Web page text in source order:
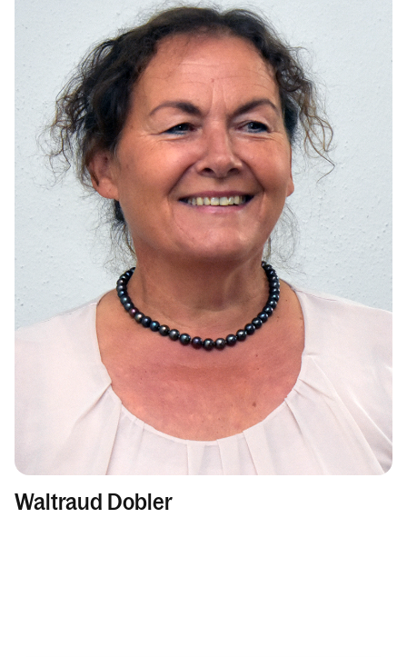
Waltraud Dobler